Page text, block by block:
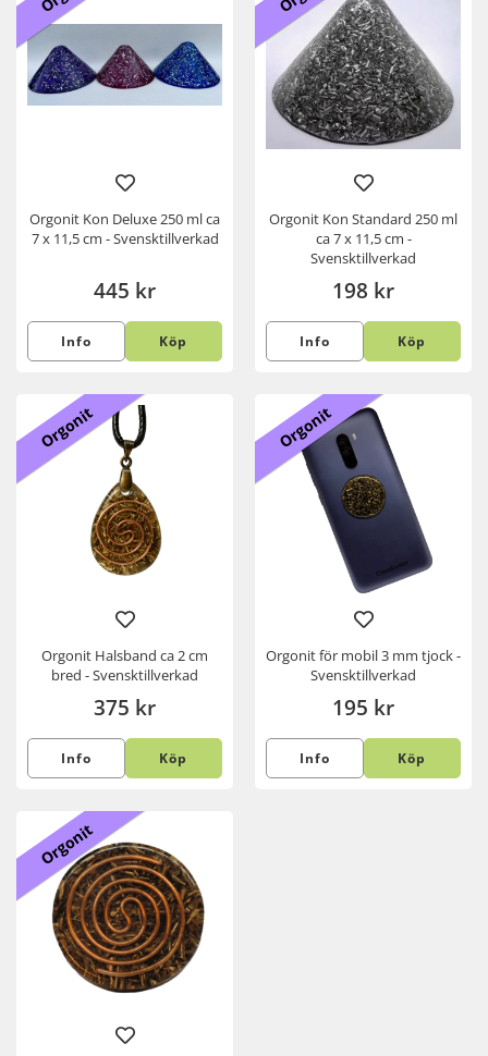
Orgonit Kon Deluxe 250 ml ca
7 x 11,5 cm - Svensktillverkad
445 kr
Info Köp
Orgonit Kon Standard 250 ml
ca 7 x 11,5 cm -
Svensktillverkad
198 kr
Info Köp
Orgonit
Orgonit Halsband ca 2 cm
bred - Svensktillverkad
375 kr
Info Köp
Orgonit
Orgonit för mobil 3 mm tjock -
Svensktillverkad
195 kr
Info Köp
Orgonit